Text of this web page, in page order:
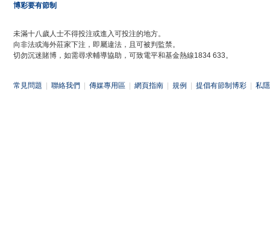
博彩要有節制
未滿十八歲人士不得投注或進入可投注的地方。
向非法或海外莊家下注，即屬違法，且可被判監禁。
切勿沉迷賭博，如需尋求輔導協助，可致電平和基金熱線1834 633。
常見問題 聯絡我們 傳媒專用區 網頁指南 規例 提倡有節制博彩 私